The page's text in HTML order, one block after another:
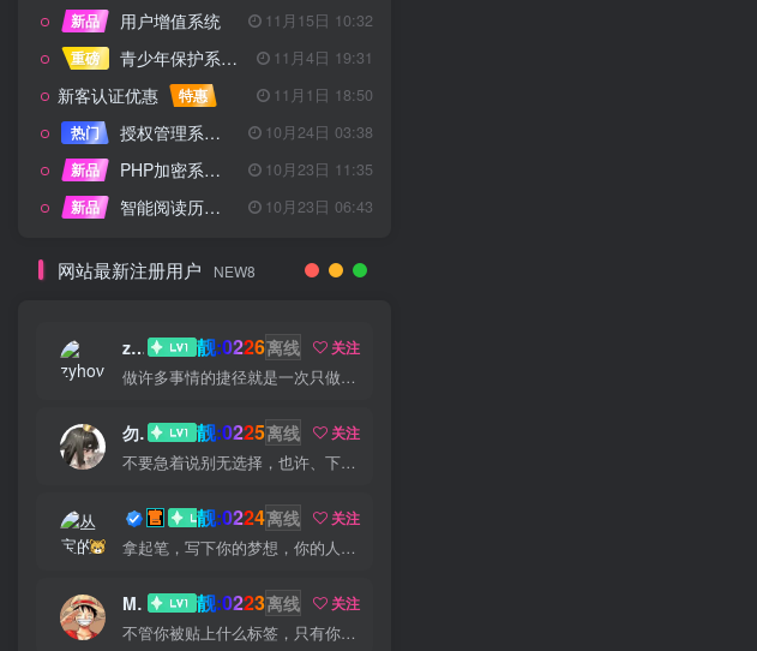
新品
用户增值系统
11月15日 10:32
重磅
青少年保护系统 专为子比主题开发 11月4日 19:31
新客认证优惠 特惠
11月1日 18:50
热门
授权管理系统子比主题专版
10月24日 03:38
新品
PHP加密系统专业版
10月23日 11:35
新品
智能阅读历史系统 10月23日 06:43
网站最新注册用户 NEW8
zyhove 靓:0226离线
关注
做许多事情的捷径就是一次只做一件一件事
勿听 靓:0225离线
关注
不要急着说别无选择，也许、下个路口就会遇见希望
丛宝 靓:0224离线
关注
拿起笔，写下你的梦想，你的人生就从此刻起航
MS-康娃 靓:0223离线
关注
不管你被贴上什么标签，只有你才能定义你自己